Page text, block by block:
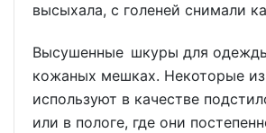
высыхала, с голеней снимали
Высушенные шкуры для
кожаных мешках. Некоторые из
используют в качестве
или в пологе, где они